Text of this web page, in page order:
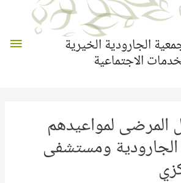
الجارودية الخيرية
الاجتماعية
لمواعيدهم
ومستشفى